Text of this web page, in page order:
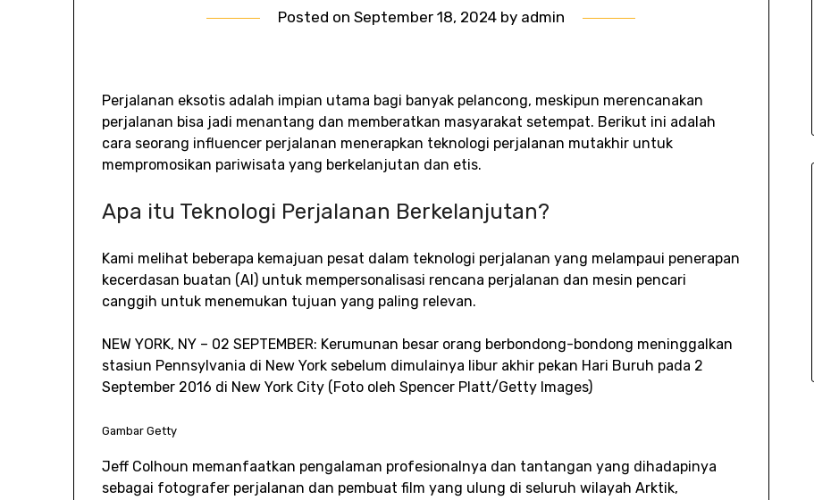
Posted on September 18, 2024by admin
Perjalanan eksotis adalah impian utama bagi banyak pelancong, meskipun merencanakan
perjalanan bisa jadi menantang dan memberatkan masyarakat setempat. Berikut ini adalah
cara seorang influencer perjalanan menerapkan teknologi perjalanan mutakhir untuk
mempromosikan pariwisata yang berkelanjutan dan etis.
Apa itu Teknologi Perjalanan Berkelanjutan?
Kami melihat beberapa kemajuan pesat dalam teknologi perjalanan yang melampaui penerapan
kecerdasan buatan (AI) untuk mempersonalisasi rencana perjalanan dan mesin pencari
canggih untuk menemukan tujuan yang paling relevan.
NEW YORK, NY – 02 SEPTEMBER: Kerumunan besar orang berbondong-bondong meninggalkan
stasiun Pennsylvania di New York sebelum dimulainya libur akhir pekan Hari Buruh pada 2
September 2016 di New York City (Foto oleh Spencer Platt/Getty Images)
Gambar Getty
Jeff Colhoun memanfaatkan pengalaman profesionalnya dan tantangan yang dihadapinya
sebagai fotografer perjalanan dan pembuat film yang ulung di seluruh wilayah Arktik,